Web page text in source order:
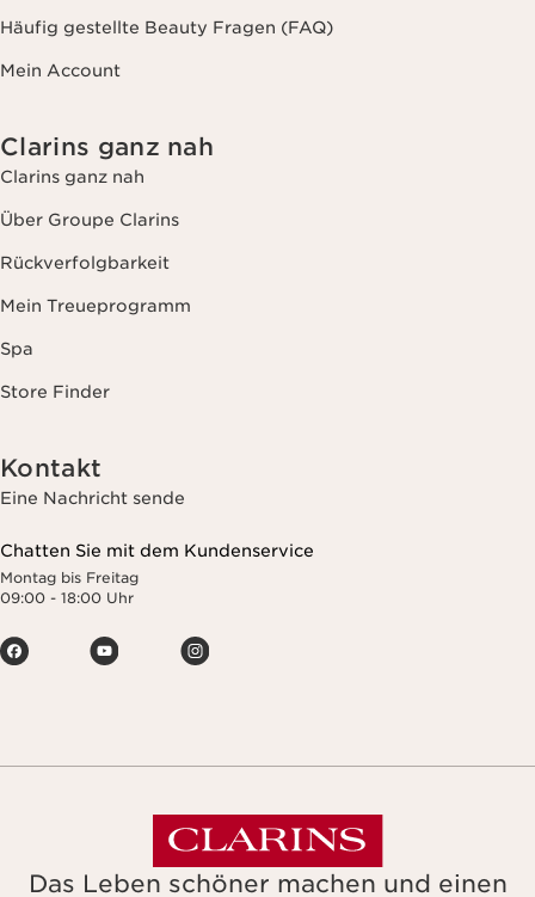
Häufig gestellte Beauty Fragen (FAQ)
Mein Account
Clarins ganz nah
Clarins ganz nah
Über Groupe Clarins
Rückverfolgbarkeit
Mein Treueprogramm
Spa
Store Finder
Kontakt
Eine Nachricht sende
Chatten Sie mit dem Kundenservice
Montag bis Freitag
09:00 - 18:00 Uhr
Das Leben schöner machen und einen